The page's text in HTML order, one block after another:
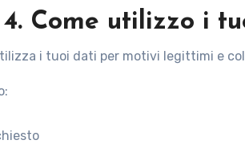
4. Come utilizzo i
i tuoi dati per motivi legittimi e